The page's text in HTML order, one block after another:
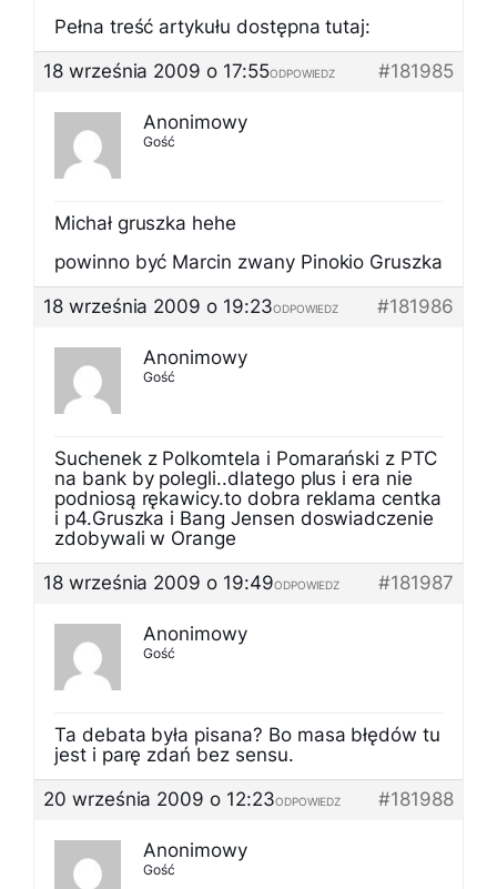
Pełna treść artykułu dostępna tutaj:
18 września 2009 o 17:55
#181985
ODPOWIEDZ
Anonimowy
Gość
Michał gruszka hehe
powinno być Marcin zwany Pinokio Gruszka
18 września 2009 o 19:23
#181986
ODPOWIEDZ
Anonimowy
Gość
Suchenek z Polkomtela i Pomarański z PTC
na bank by polegli..dlatego plus i era nie
podniosą rękawicy.to dobra reklama centka
i p4.Gruszka i Bang Jensen doswiadczenie
zdobywali w Orange
18 września 2009 o 19:49
#181987
ODPOWIEDZ
Anonimowy
Gość
Ta debata była pisana? Bo masa błędów tu
jest i parę zdań bez sensu.
20 września 2009 o 12:23
#181988
ODPOWIEDZ
Anonimowy
Gość